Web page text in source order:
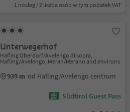
1 nocleg / 2 liczba osób w tym podatek VAT
Unterwegerhof
Hafling Oberdorf/Avelengo di sopra,
Hafling/Avelengo, Meran/Merano and environs
939 m od Hafling/Avelengo centrum
Südtirol Guest Pass